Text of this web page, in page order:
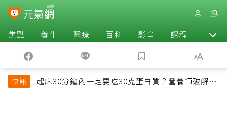
焦點 養生 醫療 百科 影音 課程 退休
快訊
起床30分鐘內一定要吃30克蛋白質？營養師破解